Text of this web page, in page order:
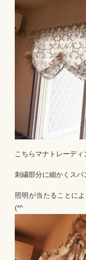
こちらマナトレーディ
刺繍部分に細かくスパ
照明が当たることに